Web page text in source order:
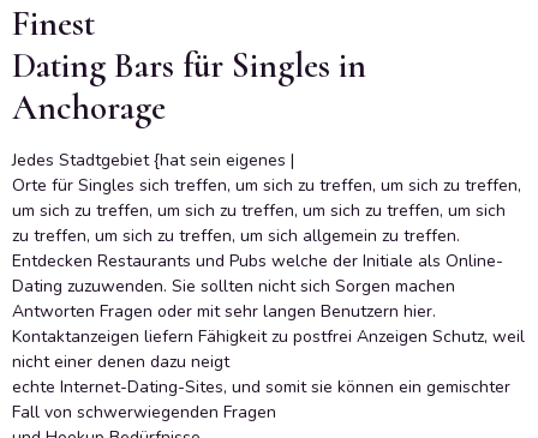
Finest
Dating Bars für Singles in
Anchorage
Jedes Stadtgebiet {hat sein eigenes |
Orte für Singles sich treffen, um sich zu treffen, um sich zu treffen,
um sich zu treffen, um sich zu treffen, um sich zu treffen, um sich
zu treffen, um sich zu treffen, um sich allgemein zu treffen.
Entdecken Restaurants und Pubs welche der Initiale als Online-
Dating zuzuwenden. Sie sollten nicht sich Sorgen machen
Antworten Fragen oder mit sehr langen Benutzern hier.
Kontaktanzeigen liefern Fähigkeit zu postfrei Anzeigen Schutz, weil
nicht einer denen dazu neigt
echte Internet-Dating-Sites, und somit sie können ein gemischter
Fall von schwerwiegenden Fragen